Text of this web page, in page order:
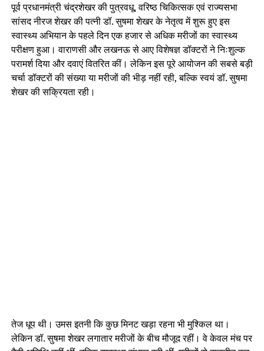
पूर्व प्रधानमंत्री चंद्रशेखर की पुत्रवधू, वरिष्ठ चिकित्सक एवं राज्यसभा
सांसद नीरज शेखर की पत्नी डॉ. सुषमा शेखर के नेतृत्व में शुरू हुए इस
स्वास्थ्य अभियान के पहले दिन एक हजार से अधिक मरीजों का स्वास्थ्य
परीक्षण हुआ। वाराणसी और लखनऊ से आए विशेषज्ञ डॉक्टरों ने निःशुल्क
परामर्श दिया और दवाएं वितरित कीं। लेकिन इस पूरे आयोजन की सबसे बड़ी
चर्चा डॉक्टरों की संख्या या मरीजों की भीड़ नहीं रही, बल्कि स्वयं डॉ. सुषमा
शेखर की सक्रियता रही।
तेज धूप थी। उमस इतनी कि कुछ मिनट खड़ा रहना भी मुश्किल था।
लेकिन डॉ. सुषमा शेखर लगातार मरीजों के बीच मौजूद रहीं। वे केवल मंच पर